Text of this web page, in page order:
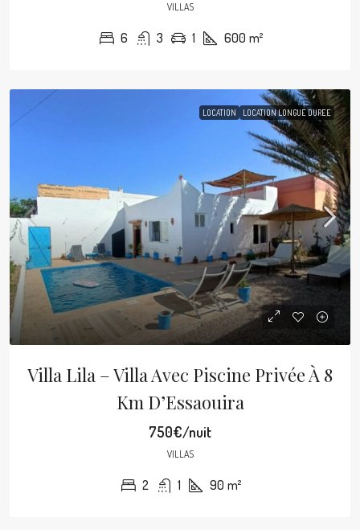
VILLAS
6 3 1 600 m²
LOCATION LOCATION LONGUE DUREE
Villa Lila – Villa Avec Piscine Privée À 8
Km D’Essaouira
750€/nuit
VILLAS
2 1 90 m²